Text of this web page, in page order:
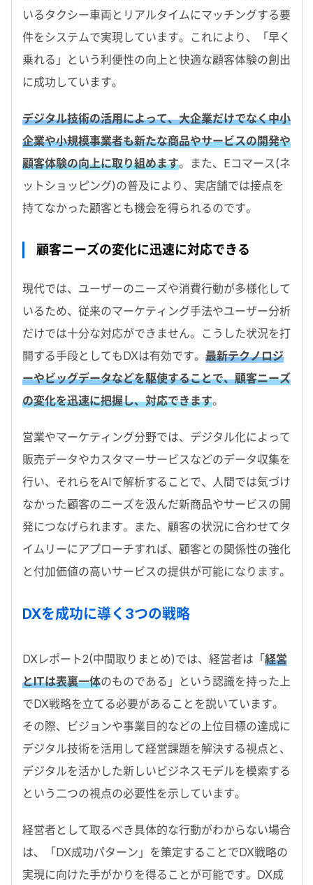
いるタクシー車両とリアルタイムにマッチングする要
件をシステムで実現しています。これにより、「早く
乗れる」という利便性の向上と快適な顧客体験の創出
に成功しています。
デジタル技術の活用によって、大企業だけでなく中小
企業や小規模事業者も新たな商品やサービスの開発や
顧客体験の向上に取り組めます。また、Eコマース(ネ
ットショッピング)の普及により、実店舗では接点を
持てなかった顧客とも機会を得られるのです。
顧客ニーズの変化に迅速に対応できる
現代では、ユーザーのニーズや消費行動が多様化して
いるため、従来のマーケティング手法やユーザー分析
だけでは十分な対応ができません。こうした状況を打
開する手段としてもDXは有効です。 最新テクノロジ
ーやビッグデータなどを駆使することで、顧客ニーズ
の変化を迅速に把握し、対応できます。
営業やマーケティング分野では、デジタル化によって
販売データやカスタマーサービスなどのデータ収集を
行い、それらをAIで解析することで、人間では気づけ
なかった顧客のニーズを汲んだ新商品やサービスの開
発につなげられます。また、顧客の状況に合わせてタ
イムリーにアプローチすれば、顧客との関係性の強化
と付加価値の高いサービスの提供が可能になります。
DXを成功に導く3つの戦略
DXレポート2(中間取りまとめ)では、経営者は「経営
とITは表裏一体のものである」という認識を持った上
でDX戦略を立てる必要があることを説いています。
その際、ビジョンや事業目的などの上位目標の達成に
デジタル技術を活用して経営課題を解決する視点と、
デジタルを活かした新しいビジネスモデルを模索する
という二つの視点の必要性を示しています。
経営者として取るべき具体的な行動がわからない場合
は、「DX成功パターン」を策定することでDX戦略の
実現に向けた手がかりを得ることが可能です。DX成